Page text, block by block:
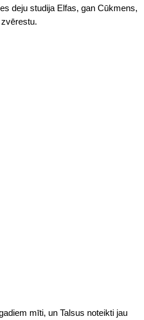
deju studija Elfas, gan Cūkmens,
mīti, un Talsus noteikti jau